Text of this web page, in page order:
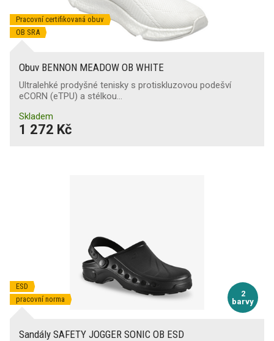
Pracovní certifikovaná obuv
OB SRA
Obuv BENNON MEADOW OB WHITE
Ultralehké prodyšné tenisky s protiskluzovou podešví
eCORN (eTPU) a stélkou…
Skladem
1 272 Kč
2
barvy
ESD
pracovní norma
Sandály SAFETY JOGGER SONIC OB ESD